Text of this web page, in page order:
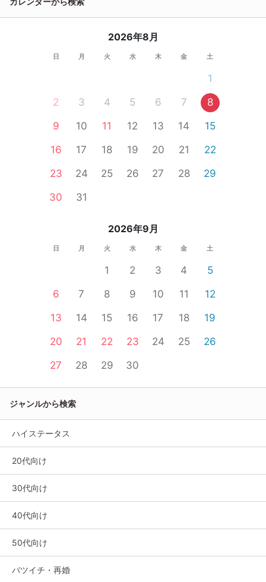
2026年8月
日 月 火 水 木 金 土
1
2
3 4 5 6 7
8
9
10 11 12 13 14
15
16
17 18 19 20 21
22
23
24 25 26 27 28
29
30
31
2026年9月
日 月 火 水 木 金 土
1 2 3 4
5
6
7 8 9 10 11
12
13
14 15 16 17 18
19
20
21 22 23 24 25
26
27
28 29 30
ジャンルから検索
ハイステータス
20代向け
30代向け
40代向け
50代向け
バツイチ・再婚